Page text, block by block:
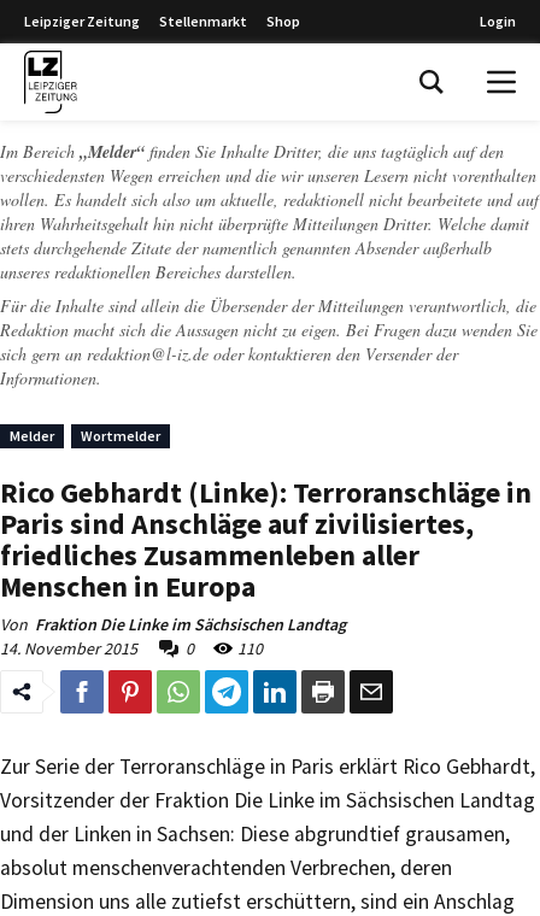
Leipziger Zeitung Stellenmarkt Shop Login
Im Bereich „Melder“ finden Sie Inhalte Dritter, die uns tagtäglich auf den
verschiedensten Wegen erreichen und die wir unseren Lesern nicht vorenthalten
wollen. Es handelt sich also um aktuelle, redaktionell nicht bearbeitete und auf
ihren Wahrheitsgehalt hin nicht überprüfte Mitteilungen Dritter. Welche damit
stets durchgehende Zitate der namentlich genannten Absender außerhalb
unseres redaktionellen Bereiches darstellen.
Für die Inhalte sind allein die Übersender der Mitteilungen verantwortlich, die
Redaktion macht sich die Aussagen nicht zu eigen. Bei Fragen dazu wenden Sie
sich gern an redaktion@l-iz.de oder kontaktieren den Versender der
Informationen.
Melder Wortmelder
Rico Gebhardt (Linke): Terroranschläge in
Paris sind Anschläge auf zivilisiertes,
friedliches Zusammenleben aller
Menschen in Europa
Von Fraktion Die Linke im Sächsischen Landtag
14. November 2015
0 110
Zur Serie der Terroranschläge in Paris erklärt Rico Gebhardt,
Vorsitzender der Fraktion Die Linke im Sächsischen Landtag
und der Linken in Sachsen: Diese abgrundtief grausamen,
absolut menschenverachtenden Verbrechen, deren
Dimension uns alle zutiefst erschüttern, sind ein Anschlag